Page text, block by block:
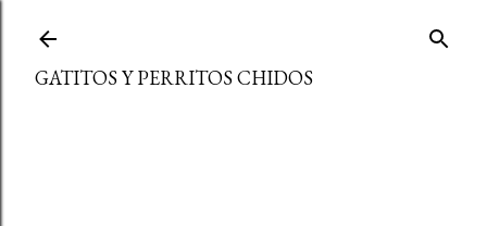
GATITOS Y PERRITOS CHIDOS